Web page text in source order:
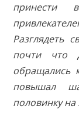
принести
Разглядеть
почти что
обращались
повышал
половинку на